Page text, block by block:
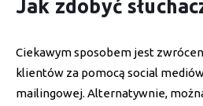
Jak zdobyć
Ciekawym sposobem jest
klientów za pomocą social
mailingowej. Alternatywnie,